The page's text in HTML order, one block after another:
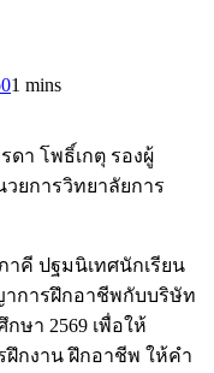
01 mins
ดา โพธิ์เกตุ รองผู้
ยการวิทยาลัยการ
คี ปฐมนิเทศนักเรียน
การฝึกอาชีพกับบริษัท
ษา 2569 เพื่อให้
ฝึกงาน ฝึกอาชีพ ให้คำ